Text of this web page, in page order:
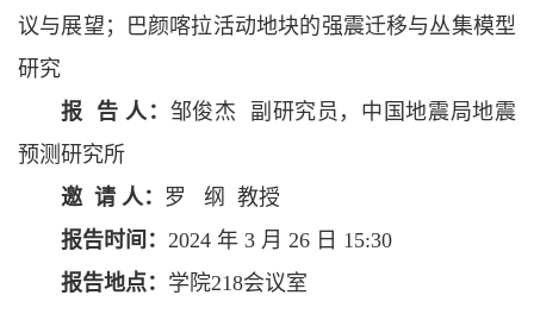
议与展望；巴颜喀拉活动地块的强震迁移与丛集模型
研究
报 告人： 邹俊杰 副研究员，中国地震局地震
预测研究所
邀 请 人： 罗 纲 教授
报告时间： 2024 年 3 月 26 日 15:30
报告地点： 学院218会议室